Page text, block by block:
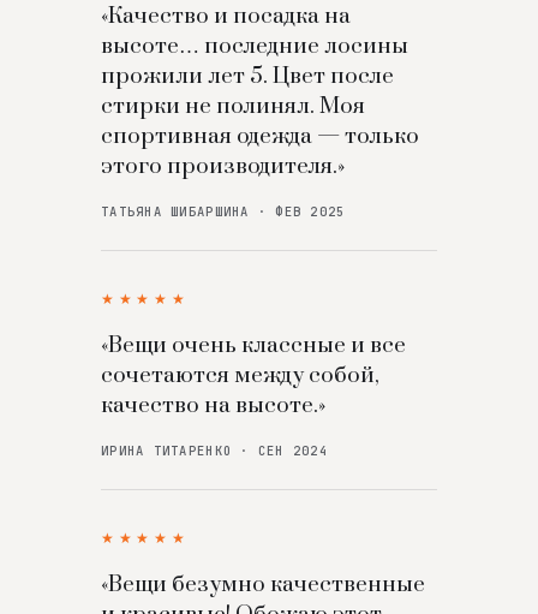
«Качество и посадка на
высоте… последние лосины
прожили лет 5. Цвет после
стирки не полинял. Моя
спортивная одежда — только
этого производителя.»
ТАТЬЯНА ШИБАРШИНА · ФЕВ 2025
★★★★★
«Вещи очень классные и все
сочетаются между собой,
качество на высоте.»
ИРИНА ТИТАРЕНКО · СЕН 2024
★★★★★
«Вещи безумно качественные